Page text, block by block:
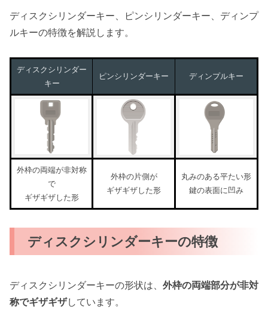
ディスクシリンダーキー、ピンシリンダーキー、ディンプ
ルキーの特徴を解説します。
ディスクシリンダー
キー
ピンシリンダーキー ディンプルキー
外枠の両端が非対称
で
ギザギザした形
外枠の片側が
ギザギザした形
丸みのある平たい形
鍵の表面に凹み
ディスクシリンダーキーの特徴
ディスクシリンダーキーの形状は、 外枠の両端部分が非対
称でギザギザしています。